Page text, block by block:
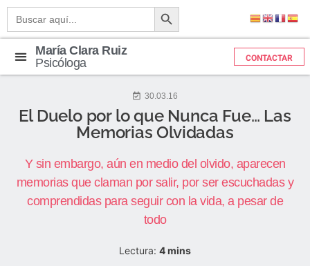
Buscar: Botón de búsqueda
María Clara Ruiz
Psicóloga
CONTACTAR
30.03.16
El Duelo por lo que Nunca Fue… Las
Memorias Olvidadas
Y sin embargo, aún en medio del olvido, aparecen
memorias que claman por salir, por ser escuchadas y
comprendidas para seguir con la vida, a pesar de
todo
Lectura: 4mins